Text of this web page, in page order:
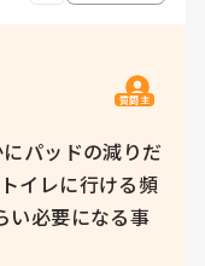
質問主
パッドの減りだ
イレに行ける頻
い必要になる事